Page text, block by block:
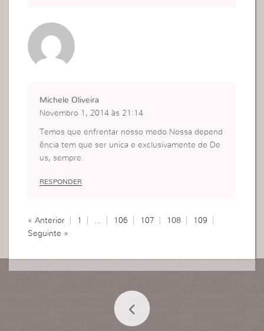
Michele Oliveira
Novembro 1, 2014 às 21:14
Temos que enfrentar nosso medo.Nossa depend
ência tem que ser unica e exclusivamente de De
us, sempre.
RESPONDER
« Anterior 1 … 106 107 108
109
Seguinte »